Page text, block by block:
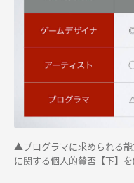
▲プログラマに求められる
に関する個人的賛否【下】